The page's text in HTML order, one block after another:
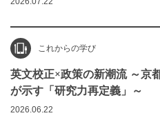
これからの学び
英文校正×政策の新潮流 ～京
が示す「研究力再定義」～
2026.06.22